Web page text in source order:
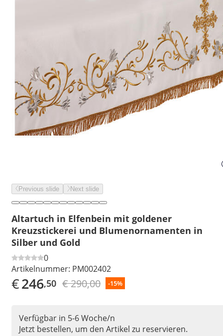
Previous slide Next slide
Altartuch in Elfenbein mit goldener
Kreuzstickerei und Blumenornamenten in
Silber und Gold
0
Artikelnummer: PM002402
€246,50 € 290,00 -15%
Verfügbar in 5-6 Woche/n
Jetzt bestellen, um den Artikel zu reservieren.